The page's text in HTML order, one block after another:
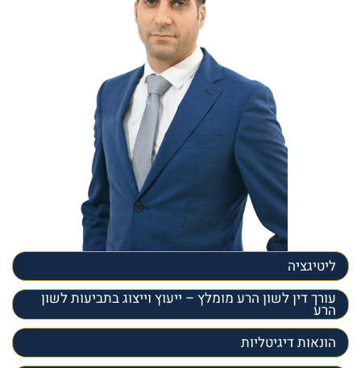
ליטיגציה
עורך דין לשון הרע מומלץ – ייעוץ וייצוג בתביעות לשון
הרע
הונאות דיגיטליות